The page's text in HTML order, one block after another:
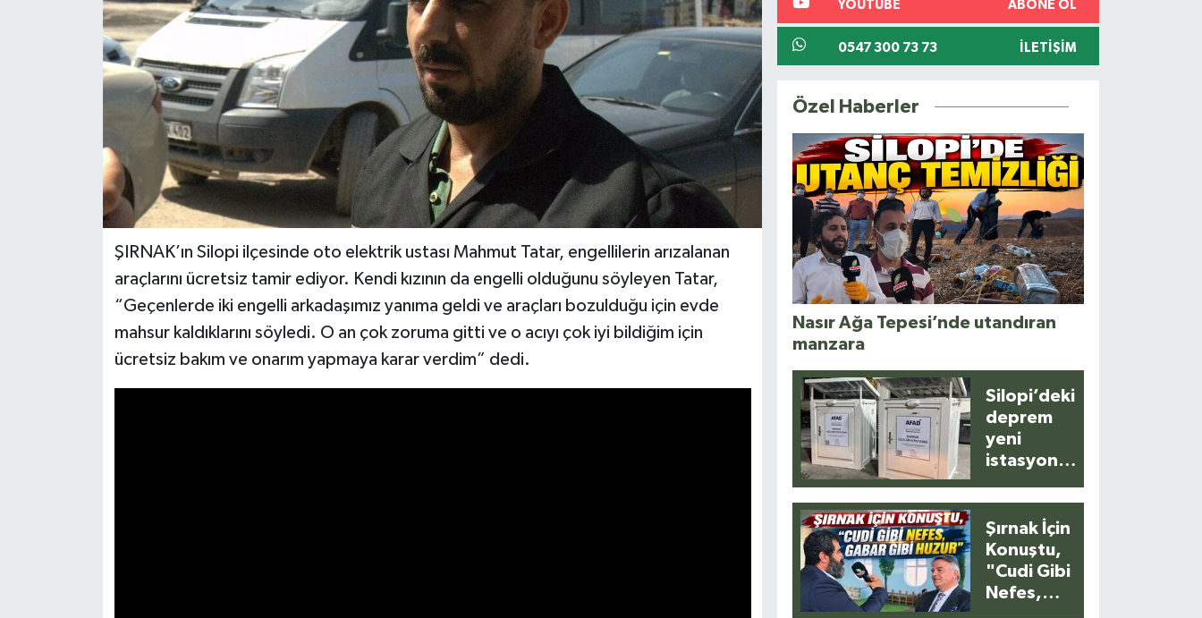
ŞIRNAK’ın Silopi ilçesinde oto elektrik ustası Mahmut Tatar, engellilerin arızalanan
araçlarını ücretsiz tamir ediyor. Kendi kızının da engelli olduğunu söyleyen Tatar,
“Geçenlerde iki engelli arkadaşımız yanıma geldi ve araçları bozulduğu için evde
mahsur kaldıklarını söyledi. O an çok zoruma gitti ve o acıyı çok iyi bildiğim için
ücretsiz bakım ve onarım yapmaya karar verdim” dedi.
YOUTUBE ABONE OL
0547 300 73 73 İLETIŞIM
Özel Haberler
Nasır Ağa Tepesi’nde utandıran
manzara
Silopi’deki
deprem
yeni
istasyonla
kaydedildi
Şırnak İçin
Konuştu,
"Cudi Gibi
Nefes,
Siyaset
Yazarlar